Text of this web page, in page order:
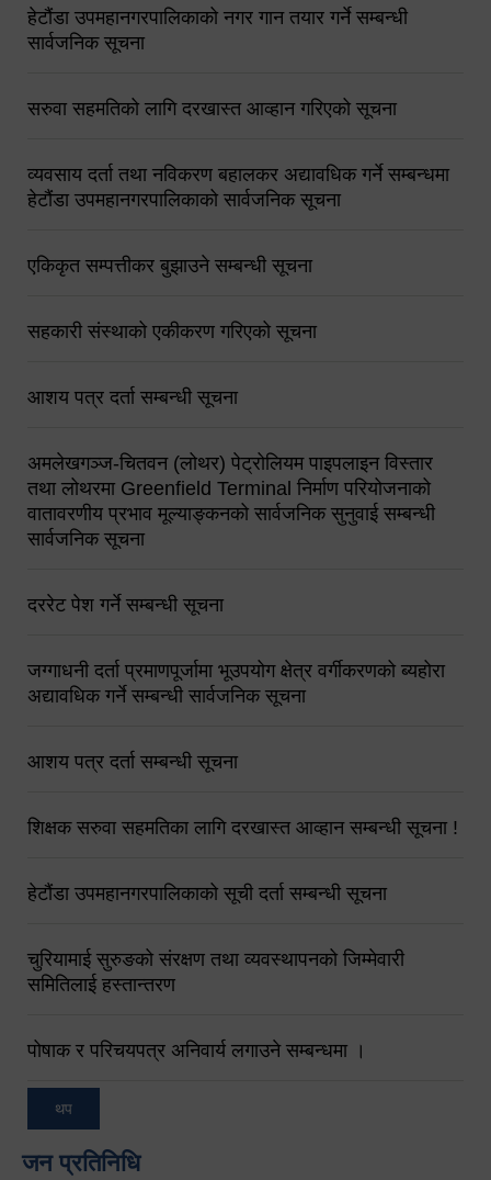
हेटौंडा उपमहानगरपालिकाको नगर गान तयार गर्ने सम्बन्धी
सार्वजनिक सूचना
सरुवा सहमतिको लागि दरखास्त आव्हान गरिएको सूचना
व्यवसाय दर्ता तथा नविकरण बहालकर अद्यावधिक गर्ने सम्बन्धमा
हेटौंडा उपमहानगरपालिकाको सार्वजनिक सूचना
एकिकृत सम्पत्तीकर बुझाउने सम्बन्धी सूचना
सहकारी संस्थाको एकीकरण गरिएको सूचना
आशय पत्र दर्ता सम्बन्धी सूचना
अमलेखगञ्ज-चितवन (लोथर) पेट्रोलियम पाइपलाइन विस्तार
तथा लोथरमा Greenfield Terminal निर्माण परियोजनाको
वातावरणीय प्रभाव मूल्याङ्कनको सार्वजनिक सुनुवाई सम्बन्धी
सार्वजनिक सूचना
दररेट पेश गर्ने सम्बन्धी सूचना
जग्गाधनी दर्ता प्रमाणपूर्जामा भूउपयोग क्षेत्र वर्गीकरणको ब्यहोरा
अद्यावधिक गर्ने सम्बन्धी सार्वजनिक सूचना
आशय पत्र दर्ता सम्बन्धी सूचना
शिक्षक सरुवा सहमतिका लागि दरखास्त आव्हान सम्बन्धी सूचना !
हेटौंडा उपमहानगरपालिकाको सूची दर्ता सम्बन्धी सूचना
चुरियामाई सुरुङको संरक्षण तथा व्यवस्थापनको जिम्मेवारी
समितिलाई हस्तान्तरण
पोषाक र परिचयपत्र अनिवार्य लगाउने सम्बन्धमा ।
थप
जन प्रतिनिधि